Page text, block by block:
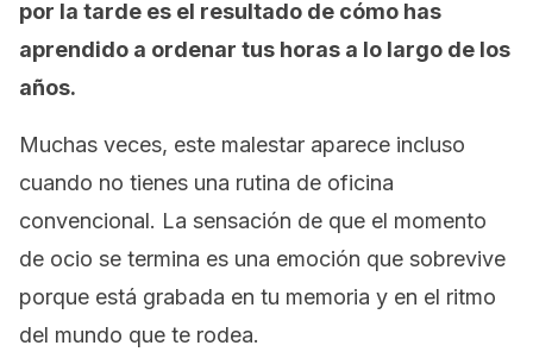
por la tarde es el resultado de cómo has
aprendido a ordenar tus horas a lo largo de los
años.
Muchas veces, este malestar aparece incluso
cuando no tienes una rutina de oficina
convencional. La sensación de que el momento
de ocio se termina es una emoción que sobrevive
porque está grabada en tu memoria y en el ritmo
del mundo que te rodea.